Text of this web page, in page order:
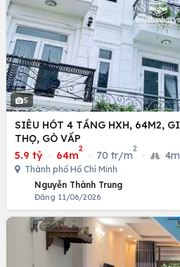
5
SIÊU HÓT 4 TẦNG HXH, 64M2, GIÁ CHỈ : 5.9 TỶ, LÊ ĐÚC
THỌ, GÒ VẤP
5.9 tỷ · 64m
2
· 70 tr/m
2
· 4m
Thành phố Hồ Chí Minh
Nguyễn Thành Trung
Đăng 11/06/2026